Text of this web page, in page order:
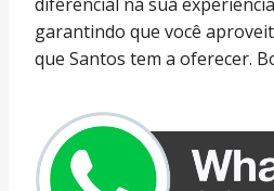
garantindo que você
que Santos tem a oferecer.